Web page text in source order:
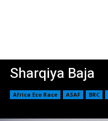
Sharqiya Baja
Africa Eco Race ASAF BRC